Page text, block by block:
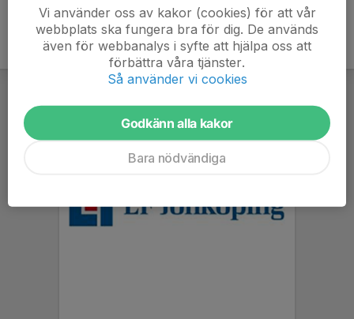
Vi använder oss av kakor (cookies) för att vår
webbplats ska fungera bra för dig. De används
även för webbanalys i syfte att hjälpa oss att
förbättra våra tjänster.
Så använder vi cookies
Godkänn alla kakor
Bara nödvändiga